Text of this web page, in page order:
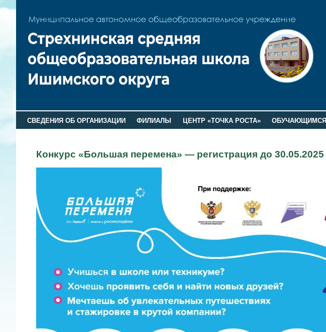
СВЕДЕНИЯ ОБ ОРГАНИЗАЦИИ ФИЛИАЛЫ ЦЕНТР «ТОЧКА РОСТА» ОБУЧАЮЩИМСЯ
Конкурс «Большая перемена» — регистрация до 30.05.2025